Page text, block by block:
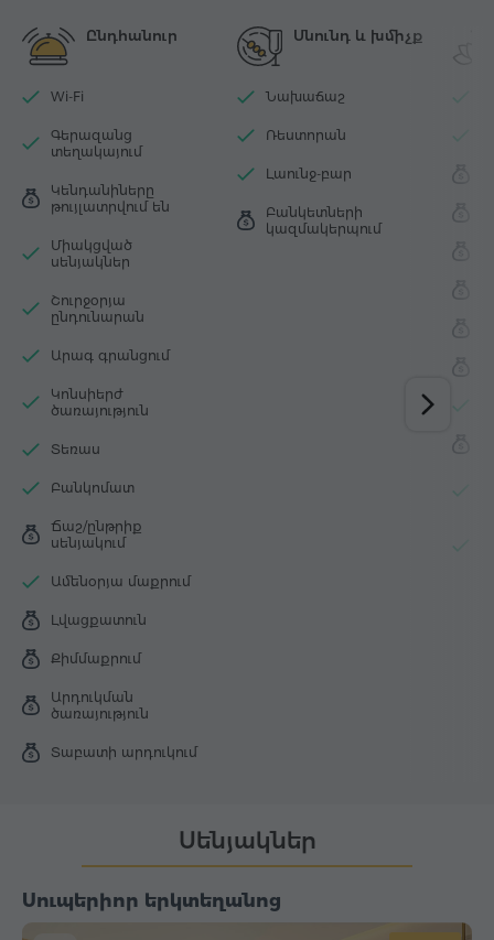
Ընդհանուր
Wi-Fi
Գերազանց
տեղակայում
Կենդանիները
թույլատրվում են
Միակցված
սենյակներ
Շուրջօրյա
ընդունարան
Արագ գրանցում
Կոնսիերժ
ծառայություն
Տեռաս
Բանկոմատ
Ճաշ/ընթրիք
սենյակում
Ամենօրյա մաքրում
Լվացքատուն
Քիմմաքրում
Արդուկման
ծառայություն
Տաբատի արդուկում
Սնունդ և խմիչք
Նախաճաշ
Ռեստորան
Լաունջ-բար
Բանկետների
կազմակերպում
Սուպերիոր երկտեղանոց
Սենյակներ